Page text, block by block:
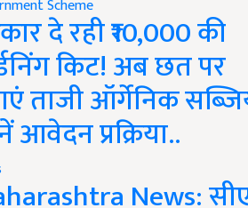
Scheme
दे रही ₹10,000 की
किट! अब छत पर
ताजी ऑर्गेनिक
आवेदन प्रक्रिया..
News: